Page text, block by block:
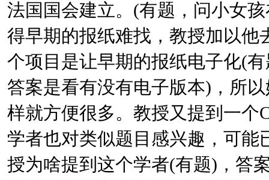
法国国会建立。(有题，问小女
得早期的报纸难找，教授加以他
个项目是让早期的报纸电子化(
答案是看有没有电子版本)，所
样就方便很多。教授又提到一个
学者也对类似题目感兴趣，可能
授为啥提到这个学者(有题)，答